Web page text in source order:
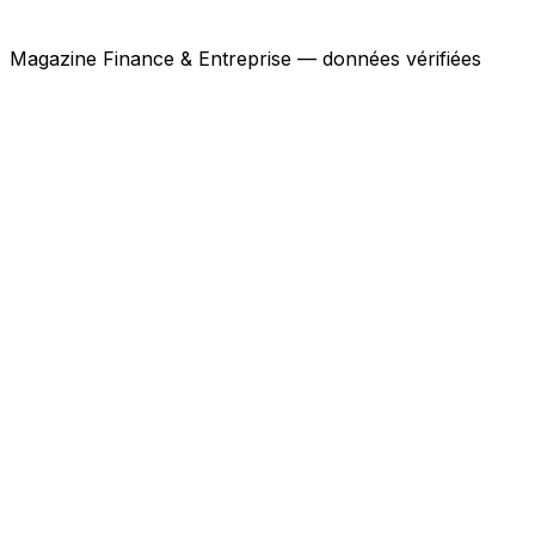
Magazine Finance & Entreprise — données vérifiées